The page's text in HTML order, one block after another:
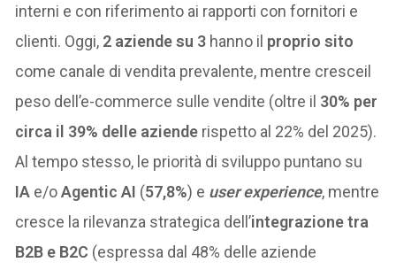
interni e con riferimento ai rapporti con fornitori e
clienti. Oggi, 2 aziende su 3 hanno il proprio sito
come canale di vendita prevalente, mentre cresceil
peso dell’e-commerce sulle vendite (oltre il 30% per
circa il 39% delle aziende rispetto al 22% del 2025).
Al tempo stesso, le priorità di sviluppo puntano su
IA e/oAgentic AI (57,8%) e user experience, mentre
cresce la rilevanza strategica dell’integrazione tra
B2B e B2C (espressa dal 48% delle aziende